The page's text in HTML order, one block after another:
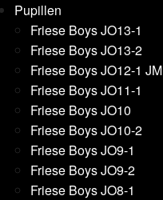
Pupillen
Friese Boys JO13-1
Friese Boys JO13-2
Friese Boys JO12-1 JM
Friese Boys JO11-1
Friese Boys JO10
Friese Boys JO10-2
Friese Boys JO9-1
Friese Boys JO9-2
Friese Boys JO8-1